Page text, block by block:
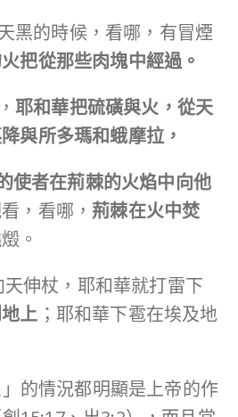
黑的時候，看哪，有冒煙
把從那些肉塊中經過。
耶和華把硫磺與火，從天
與所多瑪和蛾摩拉，
使者在荊棘的火焰中向他
，看哪， 荊棘在火中焚
。
伸杖，耶和華就打雷下
上 ；耶和華下雹在埃及地
的情況都明顯是上帝的作